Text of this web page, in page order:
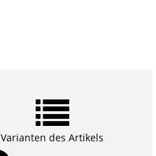
Varianten des Artikels